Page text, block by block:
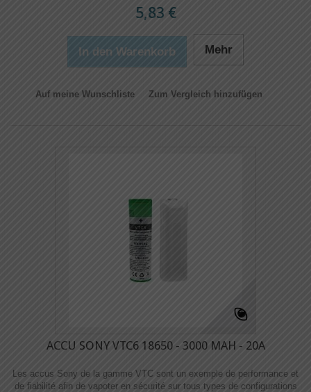
5,83 €
In den Warenkorb Mehr
Auf meine Wunschliste Zum Vergleich hinzufügen
ACCU SONY VTC6 18650 - 3000 MAH - 20A
Les accus Sony de la gamme VTC sont un exemple de performance et
de fiabilité afin de vapoter en sécurité sur tous types de configurations